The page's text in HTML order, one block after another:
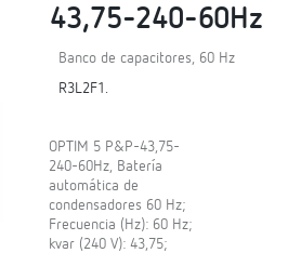
43,75-240-60Hz
Banco de capacitores, 60 Hz
R3L2F1.
OPTIM 5 P&P-43,75-
240-60Hz, Batería
automática de
condensadores 60 Hz;
Frecuencia (Hz): 60 Hz;
kvar (240 V): 43,75;